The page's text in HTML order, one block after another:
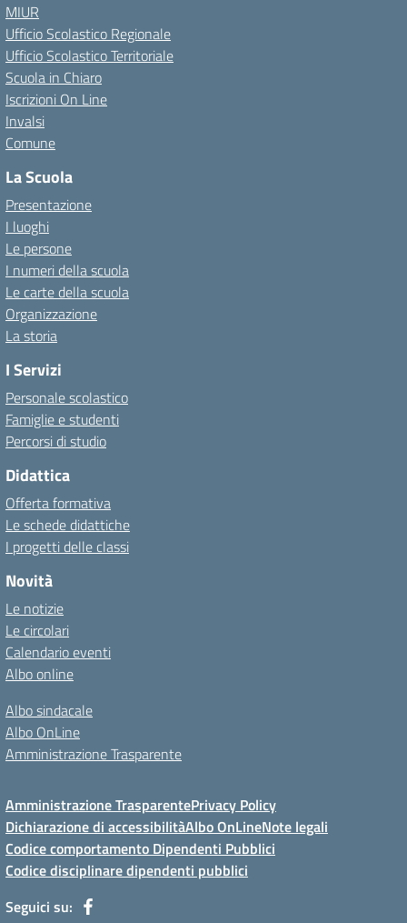
MIUR
Ufficio Scolastico Regionale
Ufficio Scolastico Territoriale
Scuola in Chiaro
Iscrizioni On Line
Invalsi
Comune
La Scuola
Presentazione
I luoghi
Le persone
I numeri della scuola
Le carte della scuola
Organizzazione
La storia
I Servizi
Personale scolastico
Famiglie e studenti
Percorsi di studio
Didattica
Offerta formativa
Le schede didattiche
I progetti delle classi
Novità
Le notizie
Le circolari
Calendario eventi
Albo online
Albo sindacale
Albo OnLine
Amministrazione Trasparente
Amministrazione TrasparentePrivacy Policy
Dichiarazione di accessibilitàAlbo OnLineNote legali
Codice comportamento Dipendenti Pubblici
Codice disciplinare dipendenti pubblici
Seguici su: